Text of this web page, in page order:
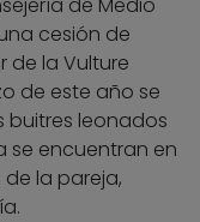
cesión de
de la Vulture
de este año se
buitres leonados
se encuentran en
la pareja,